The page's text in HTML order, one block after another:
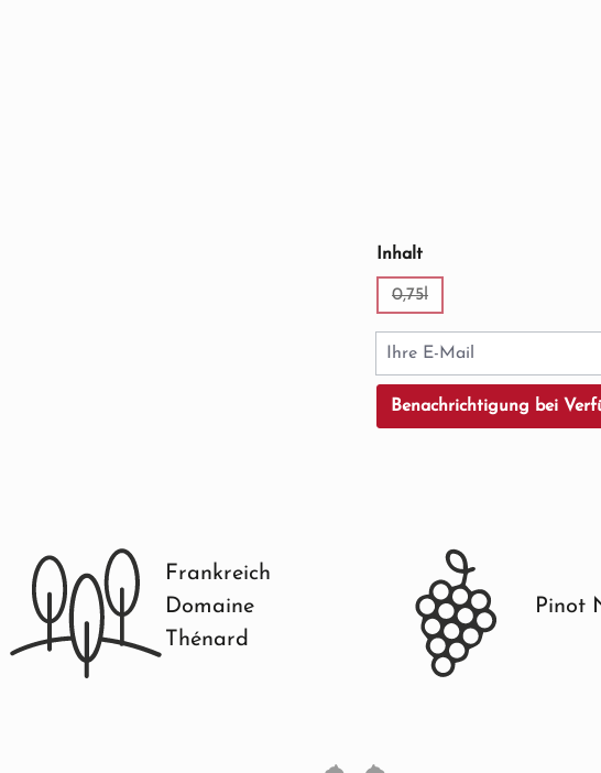
Inhaltauswählen
0,75l
Ihre E-Mail
Benachrichtigung bei
Frankreich
Domaine
Thénard
Pinot